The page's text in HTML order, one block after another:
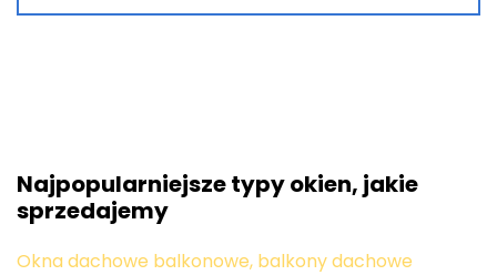
Najpopularniejsze typy okien, jakie
sprzedajemy
Okna dachowe balkonowe, balkony dachowe